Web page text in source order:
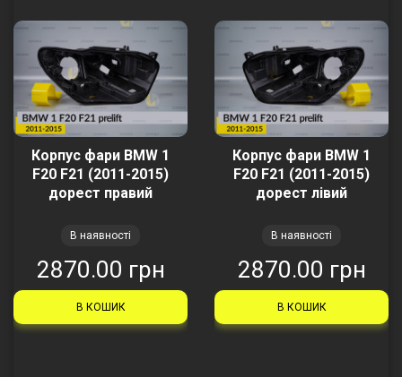
Корпус фари BMW 1
F20 F21 (2011-2015)
дорест правий
В наявності
2870.00 грн
В КОШИК
Корпус фари BMW 1
F20 F21 (2011-2015)
дорест лівий
В наявності
2870.00 грн
В КОШИК